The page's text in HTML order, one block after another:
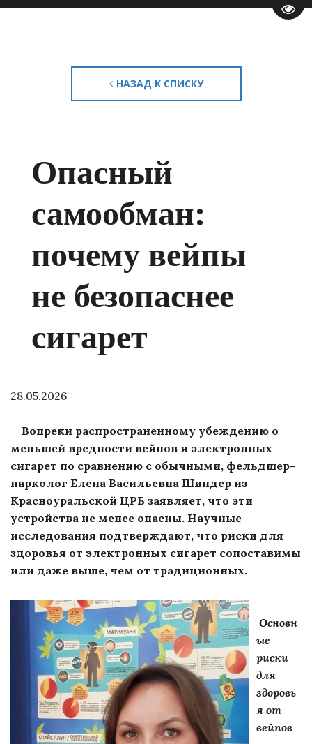
НАЗАД К СПИСКУ
Опасный
самообман:
почему вейпы
не безопаснее
сигарет
28.05.2026
Вопреки распространенному убеждению о
меньшей вредности вейпов и электронных
сигарет по сравнению с обычными, фельдшер-
нарколог Елена Васильевна Шиндер из
Красноуральской ЦРБ заявляет, что эти
устройства не менее опасны. Научные
исследования подтверждают, что риски для
здоровья от электронных сигарет сопоставимы
или даже выше, чем от традиционных.
Основн
ые
риски
для
здоровь
я от
вейпов